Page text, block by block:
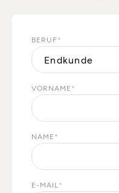
BERUF *
VORNAME *
NAME *
E-MAIL *